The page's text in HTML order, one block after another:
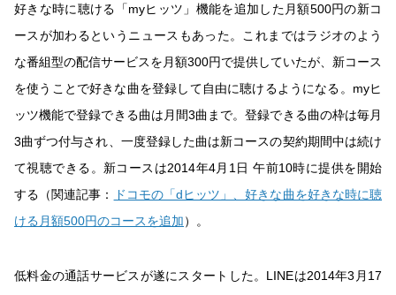
好きな時に聴ける「myヒッツ」機能を追加した月額500円の新コ
ースが加わるというニュースもあった。これまではラジオのよう
な番組型の配信サービスを月額300円で提供していたが、新コース
を使うことで好きな曲を登録して自由に聴けるようになる。myヒ
ッツ機能で登録できる曲は月間3曲まで。登録できる曲の枠は毎月
3曲ずつ付与され、一度登録した曲は新コースの契約期間中は続け
て視聴できる。新コースは2014年4月1日 午前10時に提供を開始
する（関連記事：
ドコモの「dヒッツ」、好きな曲を好きな時に聴
ける月額500円のコースを追加）。
低料金の通話サービスが遂にスタートした。LINEは2014年3月17